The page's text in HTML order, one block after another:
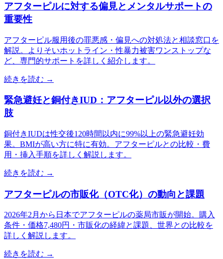
アフターピルに対する偏見とメンタルサポートの
重要性
アフターピル服用後の罪悪感・偏見への対処法と相談窓口を
解説。よりそいホットライン・性暴力被害ワンストップな
ど、専門的サポートを詳しく紹介します。
続きを読む →
緊急避妊と銅付きIUD：アフターピル以外の選択
肢
銅付きIUDは性交後120時間以内に99%以上の緊急避妊効
果。BMIが高い方に特に有効。アフターピルとの比較・費
用・挿入手順を詳しく解説します。
続きを読む →
アフターピルの市販化（OTC化）の動向と課題
2026年2月から日本でアフターピルの薬局市販が開始。購入
条件・価格7,480円・市販化の経緯と課題、世界との比較を
詳しく解説します。
続きを読む →